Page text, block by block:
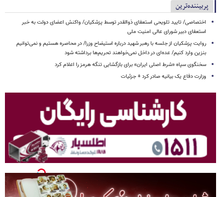
پربیننده‌ترین
اختصاصی/ تایید تلویحی استعفای ذوالقدر توسط پزشکیان/ واکنش اعضای دولت به خبر
استعفای دبیر شورای عالی امنیت ملی
روایت پزشکیان از جلسه با رهبر شهید درباره استیضاح وزرا/ در محاصره هستیم و نمی‌توانیم
بنزین وارد کنیم/ عده‌ای در داخل نمی‌خواهند تحریم‌ها برداشته شود
سخنگوی سپاه «شرط اصلی ایران» برای بازگشایی تنگه هرمز را اعلام کرد
وزارت دفاع یک بیانیه صادر کرد + جزئیات